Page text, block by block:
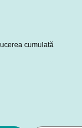
cumulată